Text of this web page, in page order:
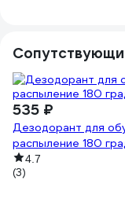
535 ₽
Дезодорант для
распыление 180
4.7
(3)